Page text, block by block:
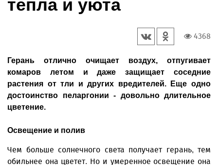
тепла и уюта
4368
Герань отлично очищает воздух, отпугивает
комаров летом и даже защищает соседние
растения от тли и других вредителей. Еще одно
достоинство пеларгонии - довольно длительное
цветение.
Освещение и полив
Чем больше солнечного света получает герань, тем
обильнее она цветет. Но и умеренное освещение она